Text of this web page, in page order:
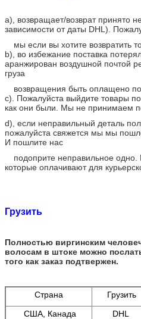
a) , возвращает/возврат принято
зависимости от даты DHL).
мы если вы хотите возвратить
b), во избежание поставка
аранжирован воздушной почтой
груза
возвращения быть оплащено
c). Пожалуйста выйдите товары
как они были. Мы не принимаем
d), если неправильный деталь
пожалуйста свяжется мы мы
И пошлите нас
подоприте неправильное
которые оплачивают для
Грузить
Полностью виргинским
волосам в штоке можно
того как заказ подтвержен.
Страна Грузить
США, Канада
DHL